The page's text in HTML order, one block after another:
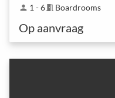
person 1 - 6meeting_room Boardrooms
Op aanvraag